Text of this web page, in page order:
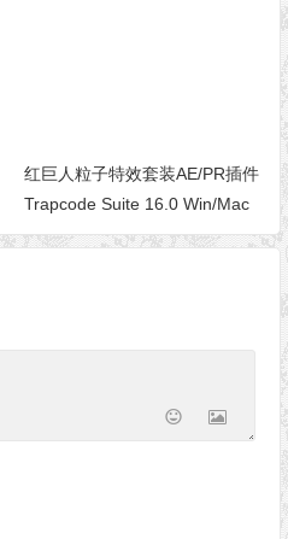
红巨人粒子特效套装AE/PR插件
Trapcode Suite 16.0 Win/Mac